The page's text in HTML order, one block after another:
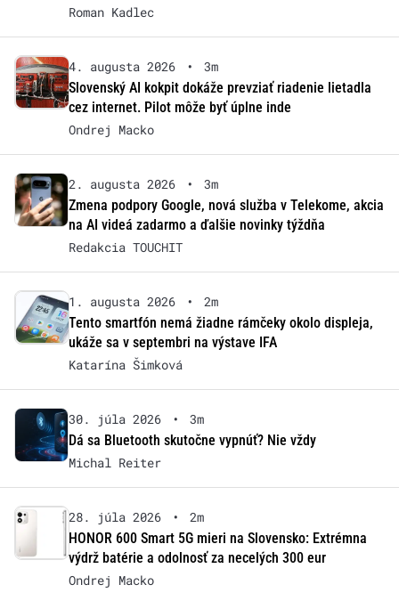
Roman Kadlec
4. augusta 2026 •
3m
Slovenský AI kokpit dokáže prevziať riadenie lietadla
cez internet. Pilot môže byť úplne inde
Ondrej Macko
2. augusta 2026 •
3m
Zmena podpory Google, nová služba v Telekome, akcia
na AI videá zadarmo a ďalšie novinky týždňa
Redakcia TOUCHIT
1. augusta 2026 •
2m
Tento smartfón nemá žiadne rámčeky okolo displeja,
ukáže sa v septembri na výstave IFA
Katarína Šimková
30. júla 2026 •
3m
Dá sa Bluetooth skutočne vypnúť? Nie vždy
Michal Reiter
28. júla 2026 •
2m
HONOR 600 Smart 5G mieri na Slovensko: Extrémna
výdrž batérie a odolnosť za necelých 300 eur
Ondrej Macko